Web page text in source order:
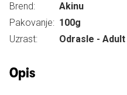
Brend:
Akinu
Pakovanje: 100g
Uzrast:
Odrasle - Adult
Opis